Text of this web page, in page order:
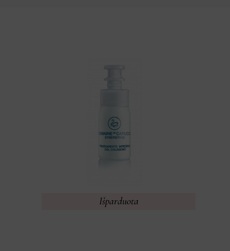
Išparduota